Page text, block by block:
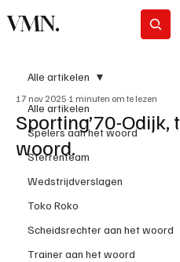
VMN.
Alle artikelen
Spelers aan het woord
Sterrenteam
Wedstrijdverslagen
Toko Roko
Scheidsrechter aan het woord
Trainer aan het woord
Alle artikelen
Sporting’70-Odijk,
woord.
17 nov 2025 1 minuten om te lezen